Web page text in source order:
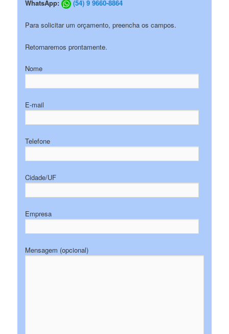
WhatsApp: (54) 9 9660-8864
Para solicitar um orçamento, preencha os campos.
Retornaremos prontamente.
Nome
E-mail
Telefone
Cidade/UF
Empresa
Mensagem (opcional)